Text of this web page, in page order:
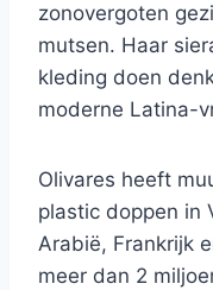
zonovergoten
mutsen. Haar
kleding doen
moderne Latina-
Olivares heeft
plastic doppen in
Arabië, Frankrijk
meer dan 2